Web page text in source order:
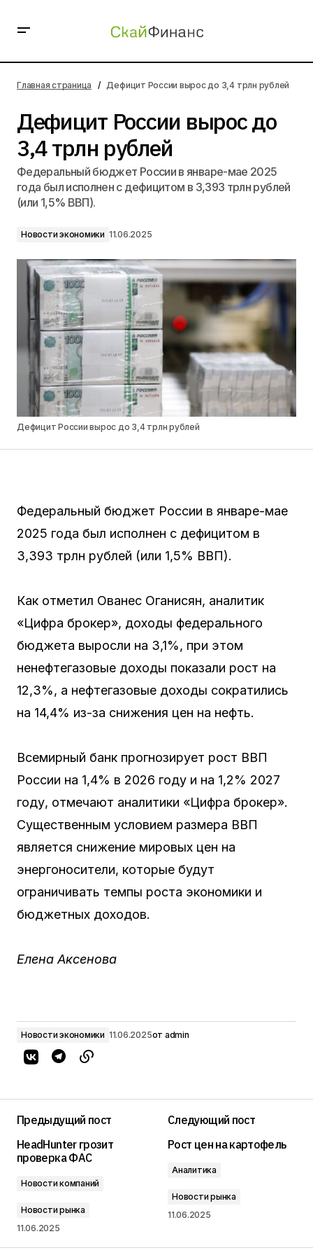
Главная страница Дефицит России вырос до 3,4 трлн рублей
Дефицит России вырос до
3,4 трлн рублей
Федеральный бюджет России в январе-мае 2025
года был исполнен с дефицитом в 3,393 трлн рублей
(или 1,5% ВВП).
Новости экономики 11.06.2025
Дефицит России вырос до 3,4 трлн рублей
Федеральный бюджет России в январе-мае
2025 года был исполнен с дефицитом в
3,393 трлн рублей (или 1,5% ВВП).
Как отметил Ованес Оганисян, аналитик
«Цифра брокер», доходы федерального
бюджета выросли на 3,1%, при этом
ненефтегазовые доходы показали рост на
12,3%, а нефтегазовые доходы сократились
на 14,4% из-за снижения цен на нефть.
Всемирный банк прогнозирует рост ВВП
России на 1,4% в 2026 году и на 1,2% 2027
году, отмечают аналитики «Цифра брокер».
Существенным условием размера ВВП
является снижение мировых цен на
энергоносители, которые будут
ограничивать темпы роста экономики и
бюджетных доходов.
Елена Аксенова
Новости экономики 11.06.2025от admin
Предыдущий пост
HeadHunter грозит
проверка ФАС
Новости компаний
Новости рынка
11.06.2025
Следующий пост
Рост цен на картофель
Аналитика
Новости рынка
11.06.2025